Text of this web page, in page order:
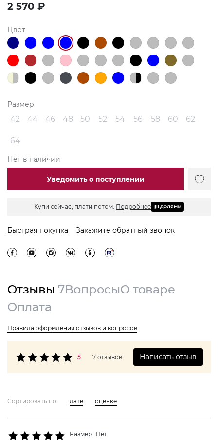
2 570 ₽
Цвет
Размер
42 44 46 48 50 52 54 56 58 60 62
64
Нет в наличии
Уведомить о поступлении
Купи сейчас, плати потом. Подробнее
Быстрая покупка Закажите обратный звонок
Отзывы 7ВопросыО товаре
Оплата
Правила оформления отзывов и вопросов
5 7 отзывов Написать отзыв
Сортировать по: дате оценке
Размер Нет